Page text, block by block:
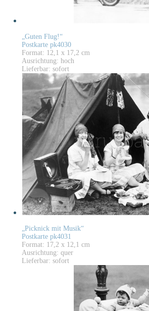
„Guten Flug!“
Postkarte pk4030
Format: 12,1 x 17,2 cm
Ausrichtung: hoch
Lieferbar: sofort
„Picknick mit Musik“
Postkarte pk4031
Format: 17,2 x 12,1 cm
Ausrichtung: quer
Lieferbar: sofort